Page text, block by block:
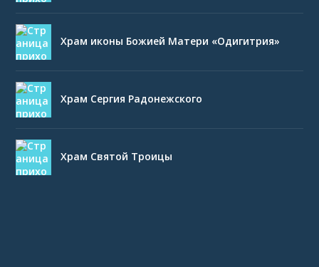
Храм иконы Божией Матери «Одигитрия»
Храм Сергия Радонежского
Храм Святой Троицы